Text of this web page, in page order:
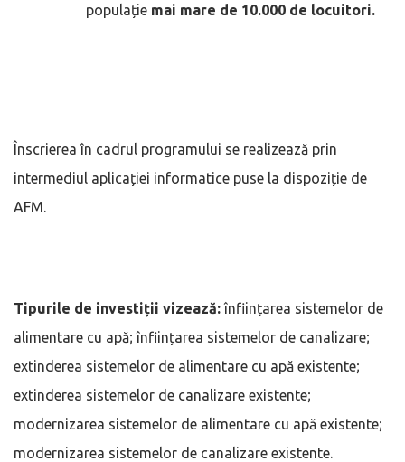
populație mai mare de 10.000 de locuitori.
Înscrierea în cadrul programului se realizează prin
intermediul aplicației informatice puse la dispoziție de
AFM.
Tipurile de investiții vizează:înființarea sistemelor de
alimentare cu apă; înființarea sistemelor de canalizare;
extinderea sistemelor de alimentare cu apă existente;
extinderea sistemelor de canalizare existente;
modernizarea sistemelor de alimentare cu apă existente;
modernizarea sistemelor de canalizare existente.